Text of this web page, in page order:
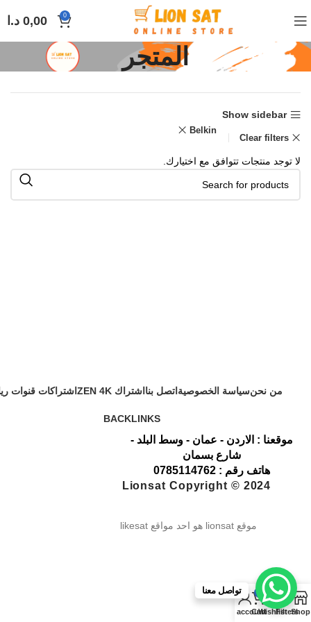
0
0,00 د.ا
المتجر
Show sidebar
Clear filters
Belkin
لا توجد منتجات تتوافق مع اختيارك.
من نحنسياسة الخصوصية اتصل بنا اشتراك ZEN 4K اشتراكات قنوات
BACKLINKS
موقعنا : الاردن - عمان - وسط البلد -
شارع بسمان
هاتف رقم : 0785114762
Lionsat Copyright © 2024
موقع lionsat هو احد مواقع likesat
تواصل معنا
Shop
Filters
Wishlist
Cart
My account